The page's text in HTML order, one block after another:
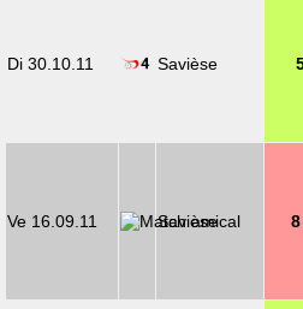
Di 30.10.11 Savièse
Ve 16.09.11 Savièse